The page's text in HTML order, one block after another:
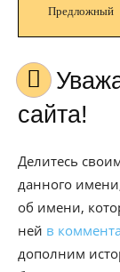
Предложный
Уважаемые гости нашего
сайта!
Делитесь
данного
об имени,
ней в
дополним